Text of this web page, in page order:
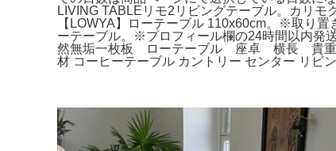
LIVING TABLEリモ2リビングテーブル。カリ
【LOWYA】ローテーブル 110x60cm。※取り
ーテーブル。※プロフィール欄の24時間以内
然無垢一枚板 ローテーブル 座卓 横長 貴重な
材 コーヒーテーブル カントリー センター リビ